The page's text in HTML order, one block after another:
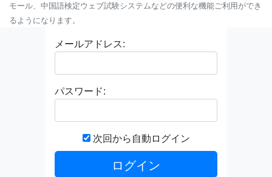
モール、中国語検定ウェブ試験システムなどの便利な機能ご利用ができ
るようになります。
メールアドレス:
パスワード:
次回から自動ログイン